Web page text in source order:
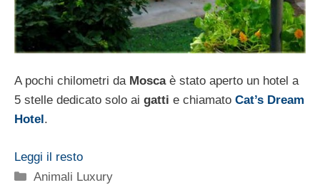
A pochi chilometri da Moscaè stato aperto un hotel a
5 stelle dedicato solo ai gatti e chiamato Cat’s Dream
Hotel .
Leggi il resto
Categorie
Animali Luxury